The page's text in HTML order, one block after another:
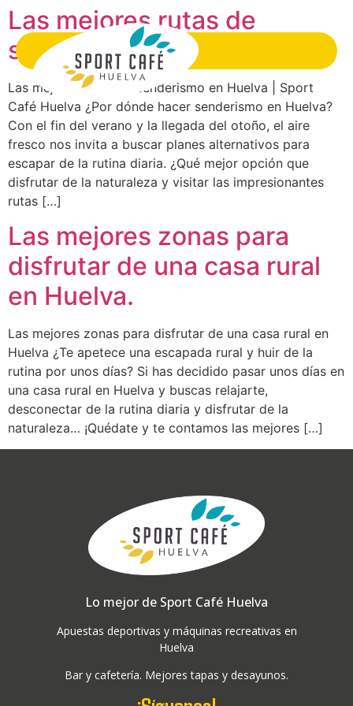
Las mejores rutas de
senderismo en Huelva
Las mejores rutas de senderismo en Huelva | Sport
Café Huelva ¿Por dónde hacer senderismo en Huelva?
Con el fin del verano y la llegada del otoño, el aire
fresco nos invita a buscar planes alternativos para
escapar de la rutina diaria. ¿Qué mejor opción que
disfrutar de la naturaleza y visitar las impresionantes
rutas […]
Las mejores zonas para
disfrutar de una casa rural
en Huelva.
Las mejores zonas para disfrutar de una casa rural en
Huelva ¿Te apetece una escapada rural y huir de la
rutina por unos días? Si has decidido pasar unos días en
una casa rural en Huelva y buscas relajarte,
desconectar de la rutina diaria y disfrutar de la
naturaleza… ¡Quédate y te contamos las mejores […]
Lo mejor de Sport Café Huelva
Apuestas deportivas y máquinas recreativas en
Huelva
Bar y cafetería. Mejores tapas y desayunos.